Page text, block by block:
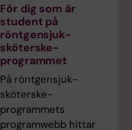
För dig som är
student på
röntgensjuk­
sköterske­
programmet
På röntgensjuk­
sköterske­
programmets
programwebb hittar